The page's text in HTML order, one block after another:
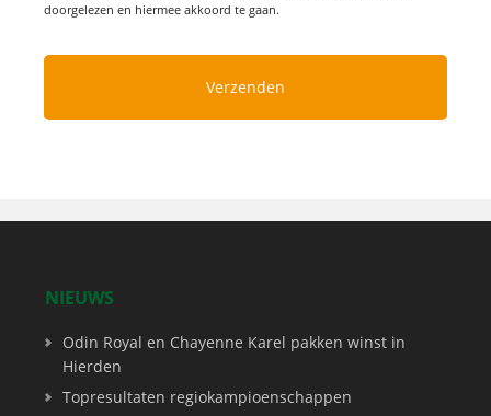
doorgelezen en hiermee akkoord te gaan.
NIEUWS
Odin Royal en Chayenne Karel pakken winst in
Hierden
Topresultaten regiokampioenschappen